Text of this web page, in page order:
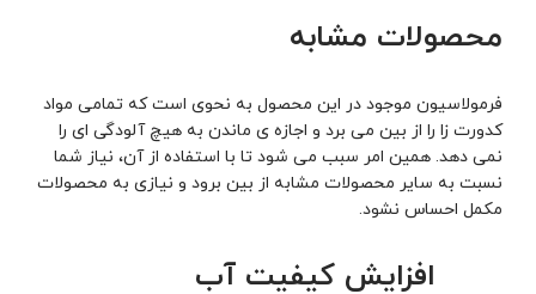
محصولات مشابه
فرمولاسیون موجود در این محصول به نحوی است که تمامی مواد
کدورت زا را از بین می برد و اجازه ی ماندن به هیچ آلودگی ای را
نمی دهد. همین امر سبب می شود تا با استفاده از آن، نیاز شما
نسبت به سایر محصولات مشابه از بین برود و نیازی به محصولات
مکمل احساس نشود.
­ افزایش کیفیت آب